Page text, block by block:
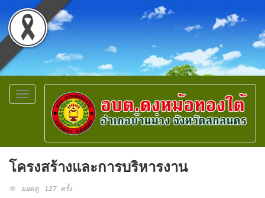
Toggle
navigation
โครงสร้างและการบริหารงาน
ยอดดู 127 ครั้ง